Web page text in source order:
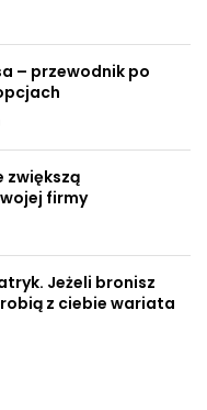
– przewodnik po
zwiększą
firmy
Jeżeli bronisz
z ciebie wariata